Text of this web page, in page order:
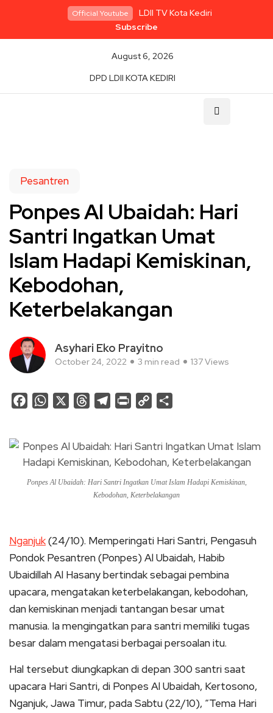
Official Youtube
LDII TV Kota Kediri
Subscribe
August 6, 2026
DPD LDII KOTA KEDIRI
Pesantren
Ponpes Al Ubaidah: Hari
Santri Ingatkan Umat
Islam Hadapi Kemiskinan,
Kebodohan,
Keterbelakangan
Asyhari Eko Prayitno
October 24, 2022 3 min read 137 Views
FacebookWhatsApp ThreadsTelegram
Print
Copy
Ponpes Al Ubaidah: Hari Santri Ingatkan Umat Islam Hadapi Kemiskinan,
Kebodohan, Keterbelakangan
Nganjuk(24/10). Memperingati Hari Santri, Pengasuh
Pondok Pesantren (Ponpes) Al Ubaidah, Habib
Ubaidillah Al Hasany bertindak sebagai pembina
upacara, mengatakan keterbelakangan, kebodohan,
dan kemiskinan menjadi tantangan besar umat
manusia. Ia mengingatkan para santri memiliki tugas
besar dalam mengatasi berbagai persoalan itu.
Hal tersebut diungkapkan di depan 300 santri saat
upacara Hari Santri, di Ponpes Al Ubaidah, Kertosono,
Nganjuk, Jawa Timur, pada Sabtu (22/10), “Tema Hari